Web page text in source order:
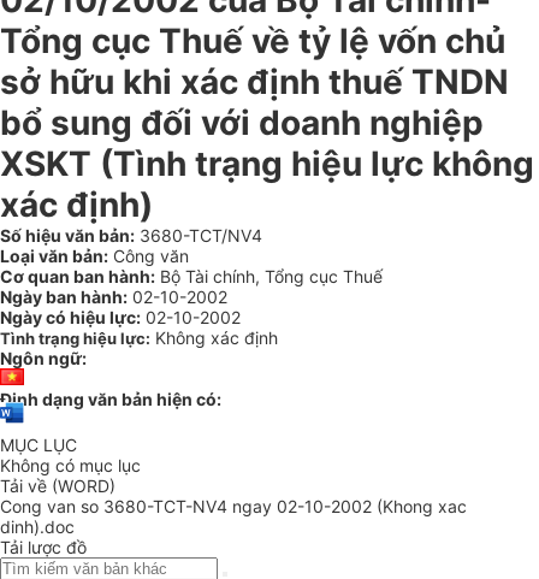
Tổng cục Thuế về tỷ lệ vốn chủ
sở hữu khi xác định thuế TNDN
bổ sung đối với doanh nghiệp
XSKT (Tình trạng hiệu lực không
xác định)
Số hiệu văn bản: 3680-TCT/NV4
Loại văn bản: Công văn
Cơ quan ban hành: Bộ Tài chính, Tổng cục Thuế
Ngày ban hành: 02-10-2002
Ngày có hiệu lực: 02-10-2002
Tình trạng hiệu lực: Không xác định
Ngôn ngữ:
Định dạng văn bản hiện có:
MỤC LỤC
Không có mục lục
Tải về (WORD)
Cong van so 3680-TCT-NV4 ngay 02-10-2002 (Khong xac
dinh).doc
Tải lược đồ